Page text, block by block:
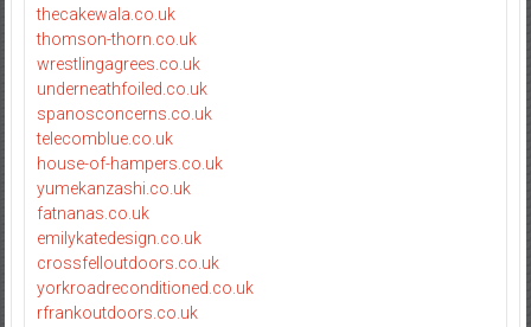
thecakewala.co.uk
thomson-thorn.co.uk
wrestlingagrees.co.uk
underneathfoiled.co.uk
spanosconcerns.co.uk
telecomblue.co.uk
house-of-hampers.co.uk
yumekanzashi.co.uk
fatnanas.co.uk
emilykatedesign.co.uk
crossfelloutdoors.co.uk
yorkroadreconditioned.co.uk
rfrankoutdoors.co.uk